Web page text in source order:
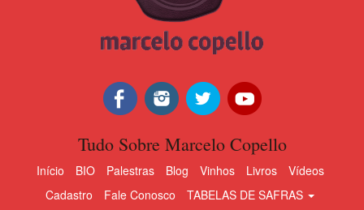
Tudo Sobre Marcelo Copello
Início BIO Palestras Blog Vinhos Livros
Vídeos
Cadastro
Fale Conosco TABELAS DE SAFRAS